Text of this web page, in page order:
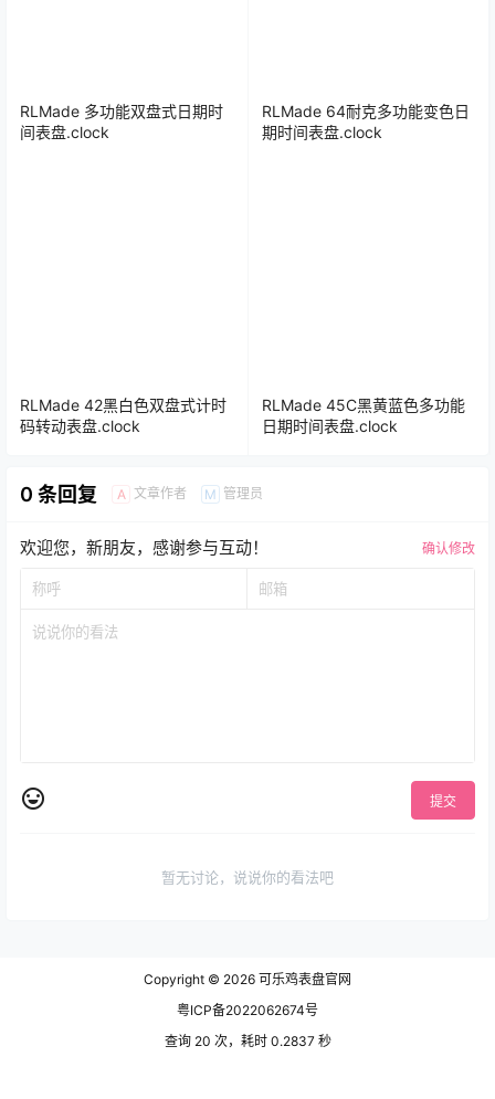
RLMade 多功能双盘式日期时
间表盘.clock
RLMade 64耐克多功能变色日
期时间表盘.clock
RLMade 42黑白色双盘式计时
码转动表盘.clock
RLMade 45C黑黄蓝色多功能
日期时间表盘.clock
0 条回复 A 文章作者 M 管理员
欢迎您，新朋友，感谢参与互动！ 确认修改
提交
暂无讨论，说说你的看法吧
Copyright © 2026 可乐鸡表盘官网
粤ICP备2022062674号
查询 20 次，耗时 0.2837 秒